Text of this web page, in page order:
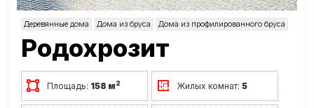
Деревянные дома Дома из бруса Дома из профилированного бруса
Родохрозит
Площадь: 158 м2 Жилых комнат:5